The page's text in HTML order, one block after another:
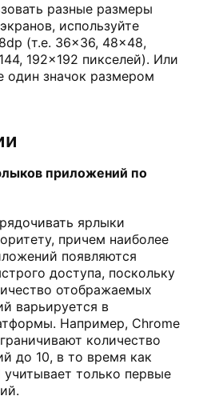
разные размеры
используйте
(т.е. 36×36, 48×48,
192×192 пикселей). Или
один значок размером
приложений по
ярлыки
причем наиболее
появляются
доступа, поскольку
отображаемых
варьируется в
Например, Chrome
количество
до 10, в то время как
только первые